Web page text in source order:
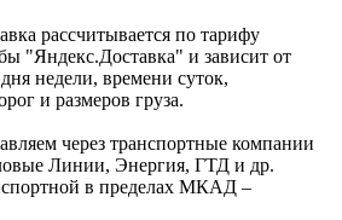
рассчитывается по тарифу
"Яндекс.Доставка" и зависит от
недели, времени суток,
и размеров груза.
через транспортные компании
Линии, Энергия, ГТД и др.
в пределах МКАД –